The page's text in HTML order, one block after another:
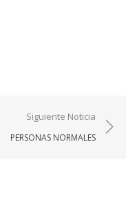
Siguiente Noticia
PERSONAS NORMALES